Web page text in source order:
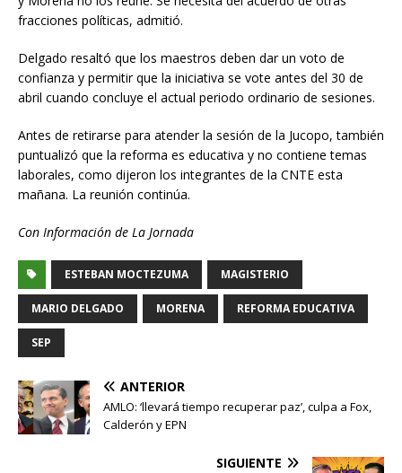
fracciones políticas, admitió.
Delgado resaltó que los maestros deben dar un voto de
confianza y permitir que la iniciativa se vote antes del 30 de
abril cuando concluye el actual periodo ordinario de sesiones.
Antes de retirarse para atender la sesión de la Jucopo, también
puntualizó que la reforma es educativa y no contiene temas
laborales, como dijeron los integrantes de la CNTE esta
mañana. La reunión continúa.
Con Información de La Jornada
ESTEBAN MOCTEZUMA MAGISTERIO
MARIO DELGADO MORENA REFORMA EDUCATIVA
SEP
ANTERIOR
AMLO: ‘llevará tiempo recuperar paz’, culpa a Fox,
Calderón y EPN
SIGUIENTE